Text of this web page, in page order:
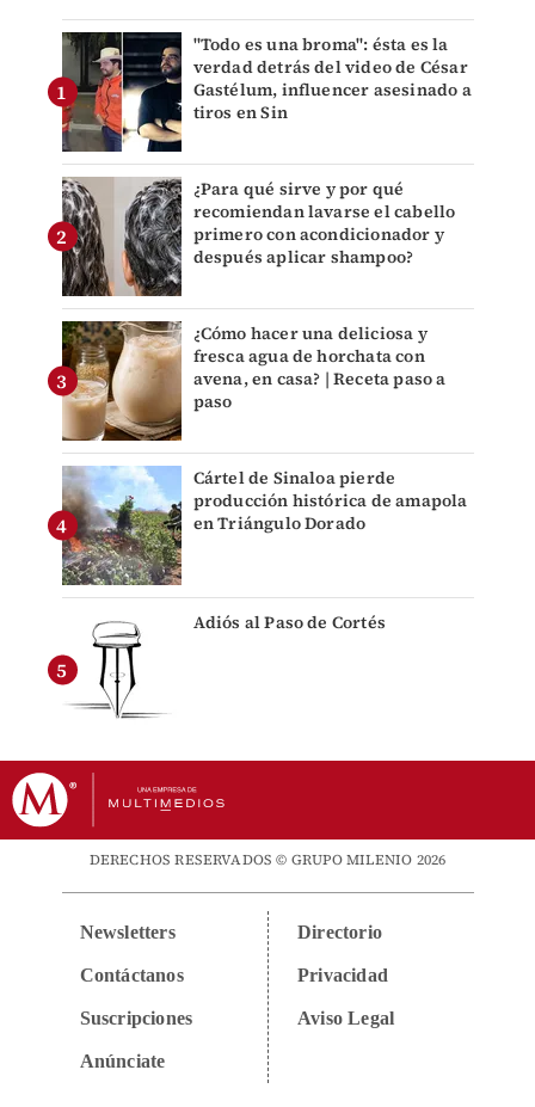
"Todo es una broma": ésta es la
verdad detrás del video de César
Gastélum, influencer asesinado a
tiros en Sin
¿Para qué sirve y por qué
recomiendan lavarse el cabello
primero con acondicionador y
después aplicar shampoo?
¿Cómo hacer una deliciosa y
fresca agua de horchata con
avena, en casa? | Receta paso a
paso
Cártel de Sinaloa pierde
producción histórica de amapola
en Triángulo Dorado
Adiós al Paso de Cortés
DERECHOS RESERVADOS © GRUPO MILENIO 2026
Newsletters
Contáctanos
Suscripciones
Anúnciate
Directorio
Privacidad
Aviso Legal